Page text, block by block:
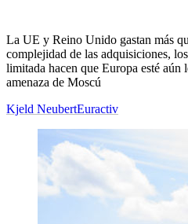
La UE y Reino Unido gastan más
complejidad de las adquisiciones,
limitada hacen que Europa esté aún
amenaza de Moscú
Kjeld NeubertEuractiv